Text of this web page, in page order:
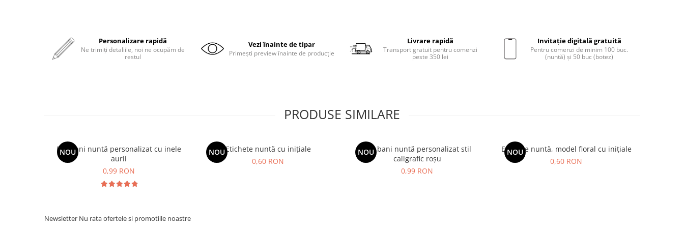
Personalizare rapidă
Ne trimiți detaliile, noi ne ocupăm de
restul
Vezi înainte de tipar
Primești preview înainte de producție
Livrare rapidă
Transport gratuit pentru comenzi
peste 350 lei
Invitație digitală gratuită
Pentru comenzi de minim 100 buc.
(nuntă) și 50 buc (botez)
PRODUSE SIMILARE
NOU
Plic bani nuntă personalizat cu inele
aurii
0,99 RON
NOUEtichete nuntă cu inițiale
0,60 RON
NOU
Plic bani nuntă personalizat stil
caligrafic roșu
0,99 RON
NOU
Etichete nuntă, model floral cu inițiale
0,60 RON
Newsletter Nu rata ofertele si promotiile noastre